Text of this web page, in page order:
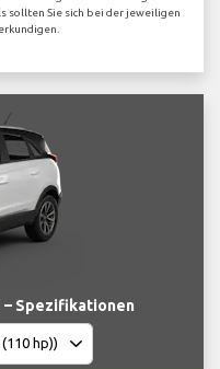
sollten Sie sich bei der jeweiligen
– Spezifikationen